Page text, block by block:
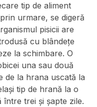
tip de aliment
urmare, se digeră
pisicii are
cu blândețe
la schimbare. O
una sau două
de la hrana uscată la
tip de hrană la o
trei și șapte zile.